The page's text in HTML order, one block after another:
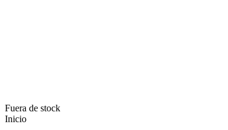
Fuera de stock
Inicio